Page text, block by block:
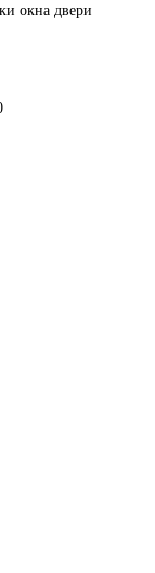
окна двери